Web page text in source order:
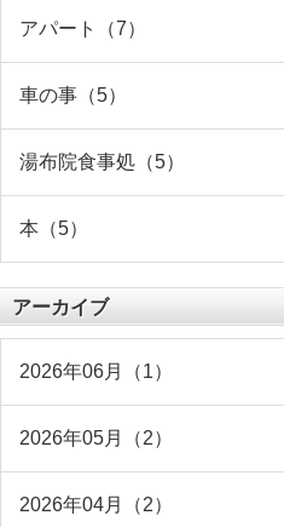
アパート（7）
車の事（5）
湯布院食事処（5）
本（5）
アーカイブ
2026年06月（1）
2026年05月（2）
2026年04月（2）